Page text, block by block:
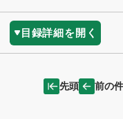
目録詳細を開く
先頭 前の